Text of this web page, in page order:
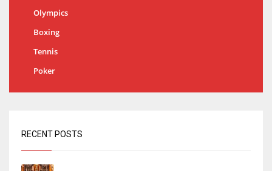
Olympics
Boxing
Tennis
Poker
RECENT POSTS